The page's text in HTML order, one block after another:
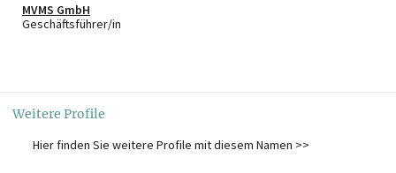
MVMS GmbH
Geschäftsführer/in
Weitere Profile
Hier finden Sie weitere Profile mit diesem Namen >>